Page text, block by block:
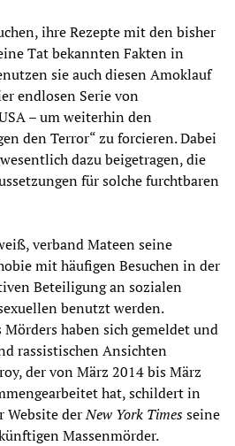
ihre Rezepte mit den bisher
Tat bekannten Fakten in
sie auch diesen Amoklauf
endlosen Serie von
– um weiterhin den
den Terror“ zu forcieren. Dabei
dazu beigetragen, die
für solche furchtbaren
verband Mateen seine
mit häufigen Besuchen in der
Beteiligung an sozialen
benutzt werden.
Mörders haben sich gemeldet und
rassistischen Ansichten
der von März 2014 bis März
hat, schildert in
Website derNew York Timesseine
Massenmörder.